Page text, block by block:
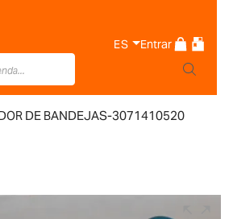
ES Entrar
DE BANDEJAS-3071410520